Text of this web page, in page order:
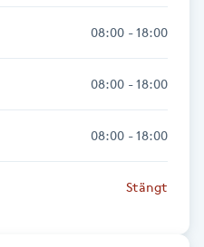
08:00 - 18:00
08:00 - 18:00
08:00 - 18:00
Stängt